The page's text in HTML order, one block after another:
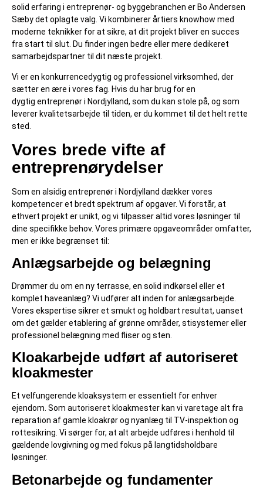
solid erfaring i entreprenør- og byggebranchen er Bo Andersen
Sæby det oplagte valg. Vi kombinerer årtiers knowhow med
moderne teknikker for at sikre, at dit projekt bliver en succes
fra start til slut. Du finder ingen bedre eller mere dedikeret
samarbejdspartner til dit næste projekt.
Vi er en konkurrencedygtig og professionel virksomhed, der
sætter en ære i vores fag. Hvis du har brug for en
dygtig entreprenør i Nordjylland, som du kan stole på, og som
leverer kvalitetsarbejde til tiden, er du kommet til det helt rette
sted.
Vores brede vifte af
entreprenørydelser
Som en alsidig entreprenør i Nordjylland dækker vores
kompetencer et bredt spektrum af opgaver. Vi forstår, at
ethvert projekt er unikt, og vi tilpasser altid vores løsninger til
dine specifikke behov. Vores primære opgaveområder omfatter,
men er ikke begrænset til:
Anlægsarbejde og belægning
Drømmer du om en ny terrasse, en solid indkørsel eller et
komplet haveanlæg? Vi udfører alt inden for anlægsarbejde.
Vores ekspertise sikrer et smukt og holdbart resultat, uanset
om det gælder etablering af grønne områder, stisystemer eller
professionel belægning med fliser og sten.
Kloakarbejde udført af autoriseret
kloakmester
Et velfungerende kloaksystem er essentielt for enhver
ejendom. Som autoriseret kloakmester kan vi varetage alt fra
reparation af gamle kloakrør og nyanlæg til TV-inspektion og
rottesikring. Vi sørger for, at alt arbejde udføres i henhold til
gældende lovgivning og med fokus på langtidsholdbare
løsninger.
Betonarbejde og fundamenter